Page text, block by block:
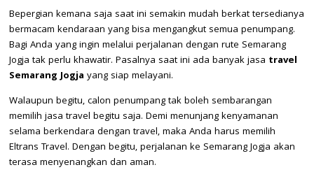
Bepergian kemana saja saat ini semakin mudah berkat tersedianya
bermacam kendaraan yang bisa mengangkut semua penumpang.
Bagi Anda yang ingin melalui perjalanan dengan rute Semarang
Jogja tak perlu khawatir. Pasalnya saat ini ada banyak jasa travel
Semarang Jogja yang siap melayani.
Walaupun begitu, calon penumpang tak boleh sembarangan
memilih jasa travel begitu saja. Demi menunjang kenyamanan
selama berkendara dengan travel, maka Anda harus memilih
Eltrans Travel. Dengan begitu, perjalanan ke Semarang Jogja akan
terasa menyenangkan dan aman.